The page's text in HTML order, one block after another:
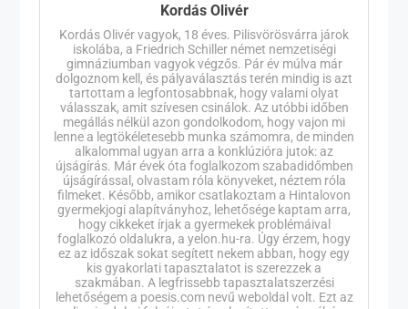
Kordás Olivér
Kordás Olivér vagyok, 18 éves. Pilisvörösvárra járok
iskolába, a Friedrich Schiller német nemzetiségi
gimnáziumban vagyok végzős. Pár év múlva már
dolgoznom kell, és pályaválasztás terén mindig is azt
tartottam a legfontosabbnak, hogy valami olyat
válasszak, amit szívesen csinálok. Az utóbbi időben
megállás nélkül azon gondolkodom, hogy vajon mi
lenne a legtökéletesebb munka számomra, de minden
alkalommal ugyan arra a konklúzióra jutok: az
újságírás. Már évek óta foglalkozom szabadidőmben
újságírással, olvastam róla könyveket, néztem róla
filmeket. Később, amikor csatlakoztam a Hintalovon
gyermekjogi alapítványhoz, lehetősége kaptam arra,
hogy cikkeket írjak a gyermekek problémáival
foglalkozó oldalukra, a yelon.hu-ra. Úgy érzem, hogy
ez az időszak sokat segített nekem abban, hogy egy
kis gyakorlati tapasztalatot is szerezzek a
szakmában. A legfrissebb tapasztalatszerzési
lehetőségem a poesis.com nevű weboldal volt. Ezt az